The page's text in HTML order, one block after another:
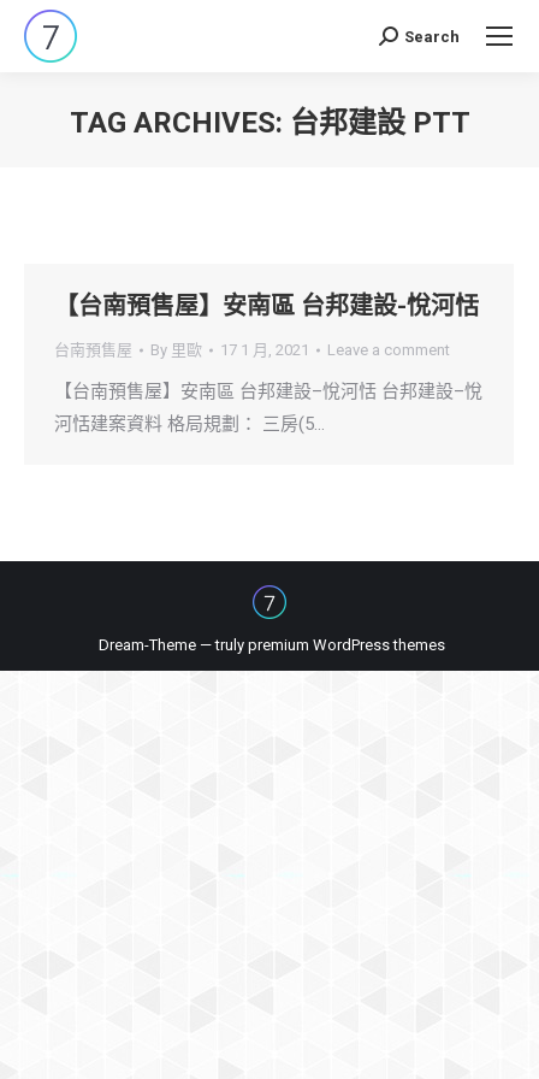
Search:
Search
TAG ARCHIVES: 台邦建設 PTT
【台南預售屋】安南區 台邦建設-悅河恬
台南預售屋 By 里歐 17 1 月, 2021 Leave a comment
【台南預售屋】安南區 台邦建設–悅河恬 台邦建設–悅
河恬建案資料 格局規劃： 三房(5…
Dream-Theme — truly premium WordPress themes